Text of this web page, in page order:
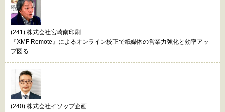
(241) 株式会社宮崎南印刷
『XMF Remote』によるオンライン校正で紙媒体の営業力強化と効率アッ
プ図る
(240) 株式会社イソップ企画